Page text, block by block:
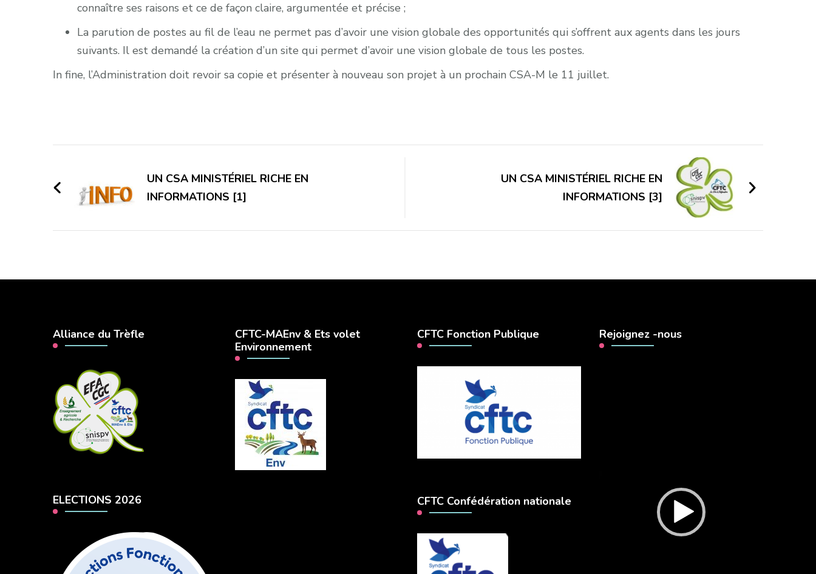
connaître ses raisons et ce de façon claire, argumentée et précise ;
La parution de postes au fil de l’eau ne permet pas d’avoir une vision globale des opportunités qui s’offrent aux agents dans les jours
suivants. Il est demandé la création d’un site qui permet d’avoir une vision globale de tous les postes.
In fine, l’Administration doit revoir sa copie et présenter à nouveau son projet à un prochain CSA-M le 11 juillet.
d'article
UN CSA MINISTÉRIEL RICHE EN
INFORMATIONS [1]
UN CSA MINISTÉRIEL RICHE EN
INFORMATIONS [3]
Alliance du Trèfle
ELECTIONS 2026
CFTC-MAEnv & Ets volet
Environnement
CFTC Fonction Publique
CFTC Confédération nationale
Rejoignez -nous